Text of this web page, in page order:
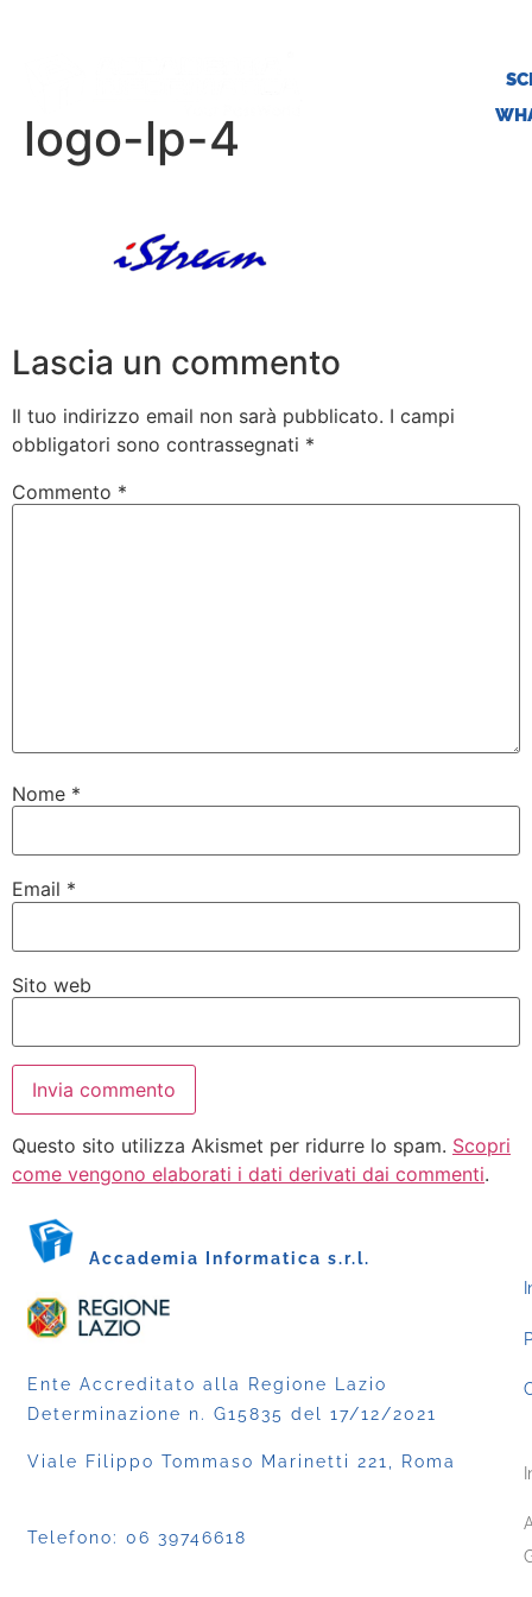
logo-lp-4
Lascia un commento
Il tuo indirizzo email non sarà pubblicato. I campi
obbligatori sono contrassegnati *
Commento *
Nome *
Email *
Sito web
Questo sito utilizza Akismet per ridurre lo spam. Scopri
come vengono elaborati i dati derivati dai commenti.
Accademia Informatica s.r.l.
Ente Accreditato alla Regione Lazio
Determinazione n. G15835 del 17/12/2021
Viale Filippo Tommaso Marinetti 221, Roma
Telefono: 06 39746618